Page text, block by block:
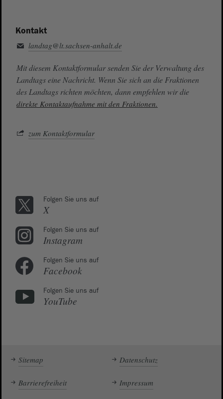
Kontakt
landtag@lt.sachsen-anhalt.de
Mit diesem Kontaktformular senden Sie der Verwaltung des
Landtags eine Nachricht. Wenn Sie sich an die Fraktionen
des Landtags richten möchten, dann empfehlen wir die
direkte Kontaktaufnahme mit den Fraktionen.
zum Kontaktformular
Folgen Sie uns auf
X
Folgen Sie uns auf
Instagram
Folgen Sie uns auf
Facebook
Folgen Sie uns auf
YouTube
Sitemap Datenschutz
Barrierefreiheit Impressum